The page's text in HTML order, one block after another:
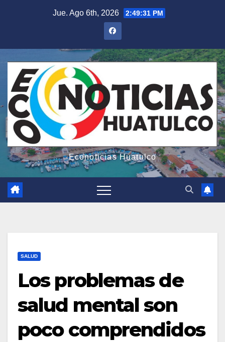
Jue. Ago 6th, 2026 2:49:33 PM
Econoticias Huatulco
SALUD
Los problemas de
salud mental son
poco comprendidos